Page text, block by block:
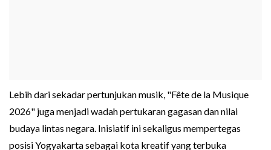
Lebih dari sekadar pertunjukan musik, "Fête de la Musique
2026" juga menjadi wadah pertukaran gagasan dan nilai
budaya lintas negara. Inisiatif ini sekaligus mempertegas
posisi Yogyakarta sebagai kota kreatif yang terbuka